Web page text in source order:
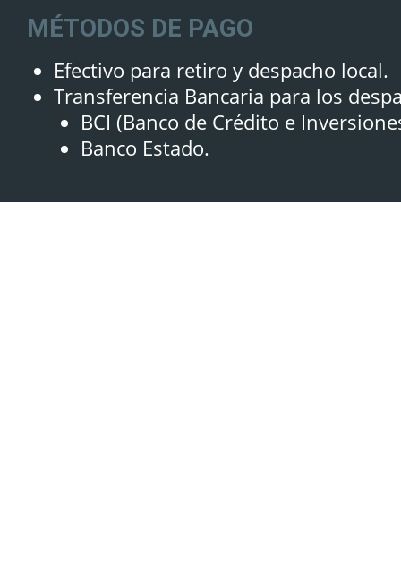
MÉTODOS DE PAGO
Efectivo para retiro y despacho local.
Transferencia Bancaria para los
BCI (Banco de Crédito e
Banco Estado.